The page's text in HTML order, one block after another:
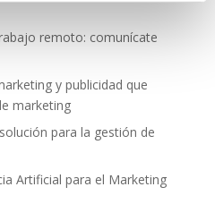
remoto: comunícate
y publicidad que
marketing
para la gestión de
Artificial para el Marketing